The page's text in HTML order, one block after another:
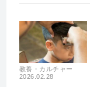
教養・カルチャー
2026.02.28